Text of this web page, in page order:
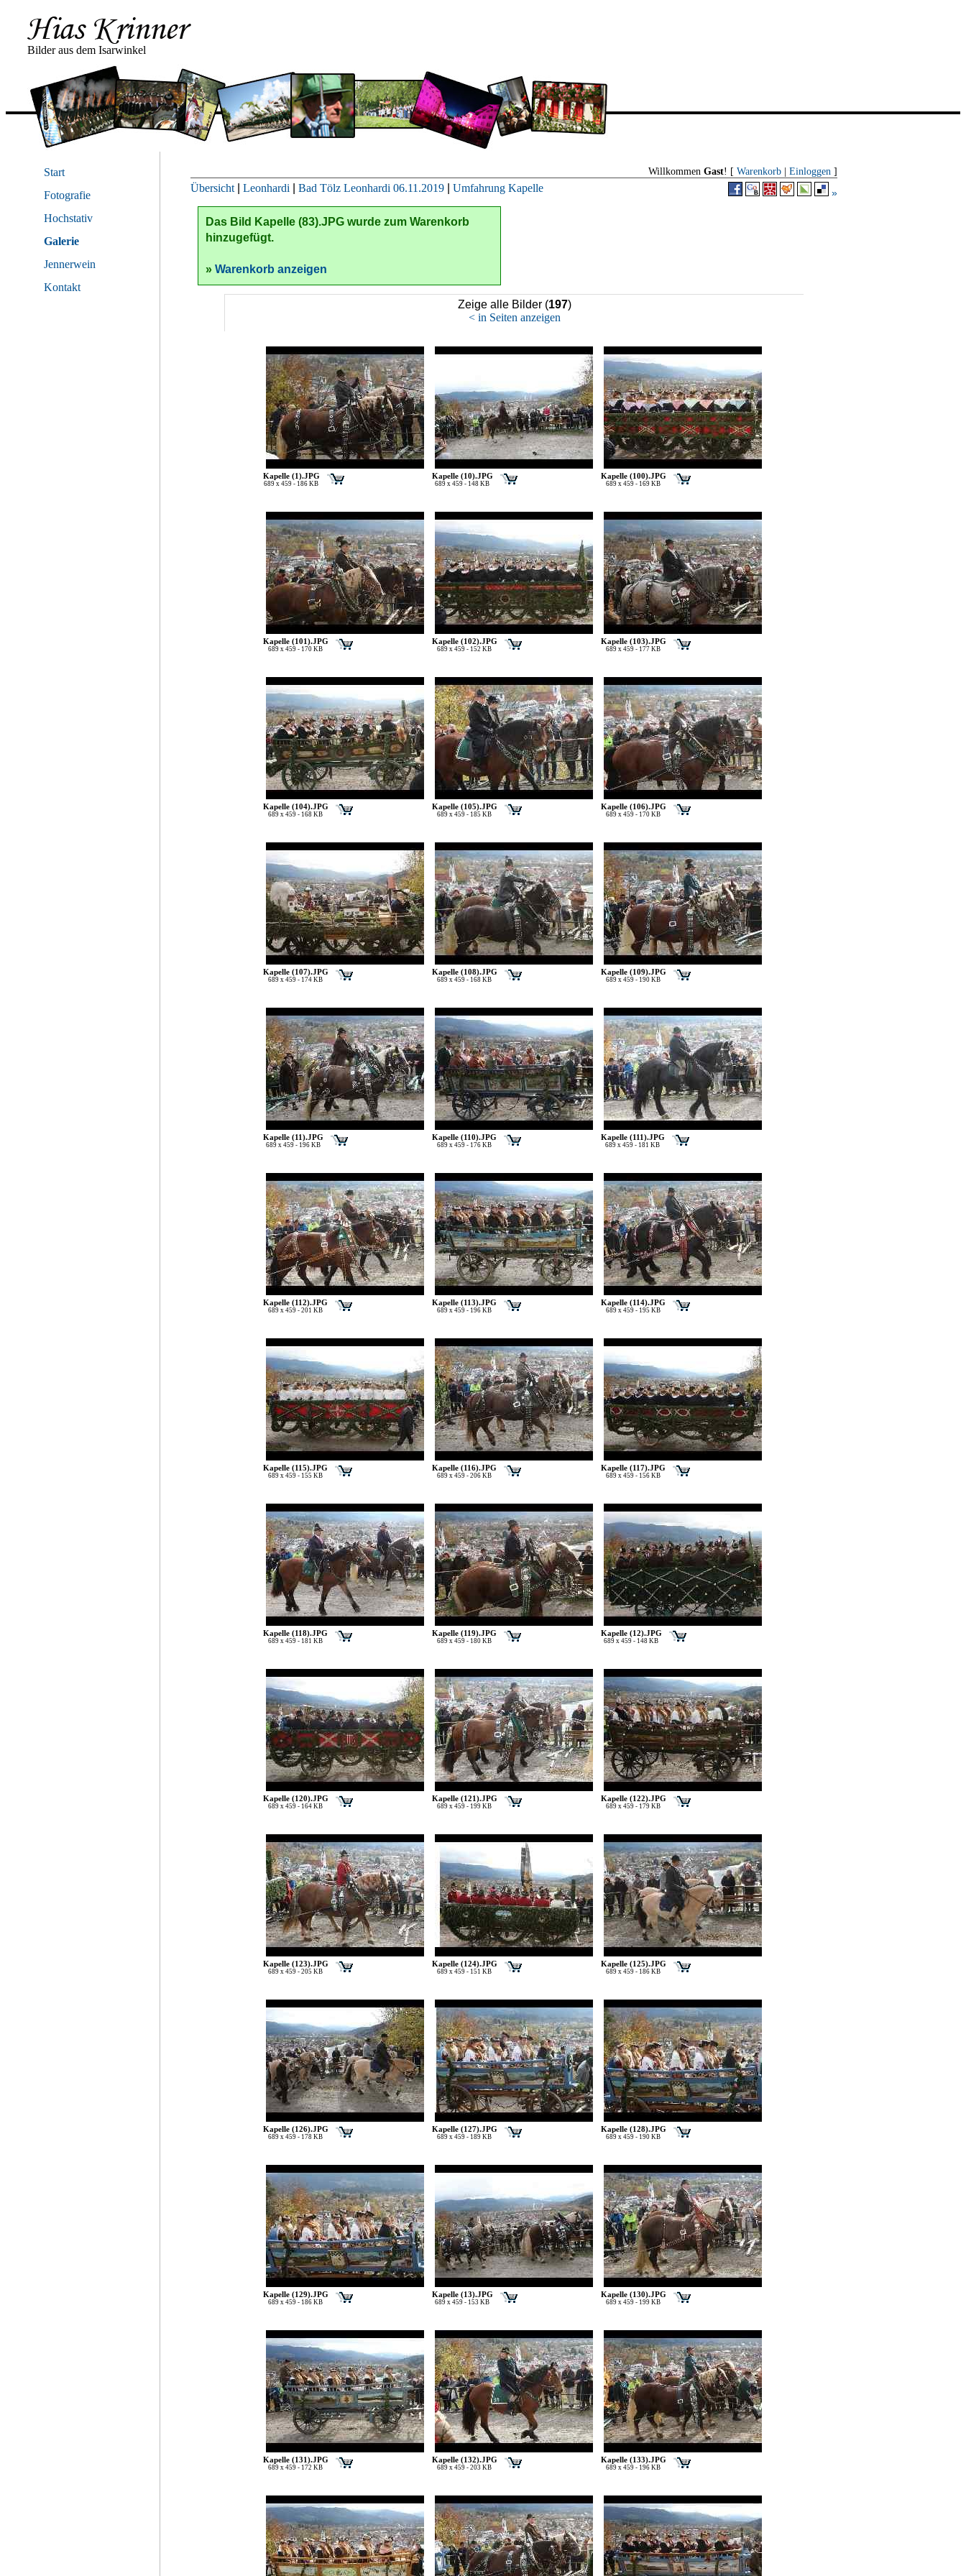
Bilder aus dem Isarwinkel
Start
Fotografie
Hochstativ
Galerie
Jennerwein
Kontakt
Willkommen Gast! [ Warenkorb Einloggen ]
Übersicht Leonhardi Bad Tölz Leonhardi 06.11.2019 Umfahrung Kapelle »
Das Bild Kapelle (83).JPG wurde zum Warenkorb
hinzugefügt.
» Warenkorb anzeigen
Zeige alle Bilder (197)
< in Seiten anzeigen
Kapelle (1).JPG
689 x 459 - 186 KB
Kapelle (10).JPG
689 x 459 - 148 KB
Kapelle (100).JPG
689 x 459 - 169 KB
Kapelle (101).JPG
689 x 459 - 170 KB
Kapelle (102).JPG
689 x 459 - 152 KB
Kapelle (103).JPG
689 x 459 - 177 KB
Kapelle (104).JPG
689 x 459 - 168 KB
Kapelle (105).JPG
689 x 459 - 185 KB
Kapelle (106).JPG
689 x 459 - 170 KB
Kapelle (107).JPG
689 x 459 - 174 KB
Kapelle (108).JPG
689 x 459 - 168 KB
Kapelle (109).JPG
689 x 459 - 190 KB
Kapelle (11).JPG
689 x 459 - 196 KB
Kapelle (110).JPG
689 x 459 - 176 KB
Kapelle (111).JPG
689 x 459 - 181 KB
Kapelle (112).JPG
689 x 459 - 201 KB
Kapelle (113).JPG
689 x 459 - 196 KB
Kapelle (114).JPG
689 x 459 - 195 KB
Kapelle (115).JPG
689 x 459 - 155 KB
Kapelle (116).JPG
689 x 459 - 206 KB
Kapelle (117).JPG
689 x 459 - 156 KB
Kapelle (118).JPG
689 x 459 - 181 KB
Kapelle (119).JPG
689 x 459 - 180 KB
Kapelle (12).JPG
689 x 459 - 148 KB
Kapelle (120).JPG
689 x 459 - 164 KB
Kapelle (121).JPG
689 x 459 - 199 KB
Kapelle (122).JPG
689 x 459 - 179 KB
Kapelle (123).JPG
689 x 459 - 205 KB
Kapelle (124).JPG
689 x 459 - 151 KB
Kapelle (125).JPG
689 x 459 - 186 KB
Kapelle (126).JPG
689 x 459 - 178 KB
Kapelle (127).JPG
689 x 459 - 189 KB
Kapelle (128).JPG
689 x 459 - 190 KB
Kapelle (129).JPG
689 x 459 - 186 KB
Kapelle (13).JPG
689 x 459 - 153 KB
Kapelle (130).JPG
689 x 459 - 199 KB
Kapelle (131).JPG
689 x 459 - 172 KB
Kapelle (132).JPG
689 x 459 - 203 KB
Kapelle (133).JPG
689 x 459 - 196 KB